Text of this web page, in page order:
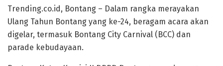
Trending.co.id, Bontang – Dalam rangka merayakan
Ulang Tahun Bontang yang ke-24, beragam acara akan
digelar, termasuk Bontang City Carnival (BCC) dan
parade kebudayaan.